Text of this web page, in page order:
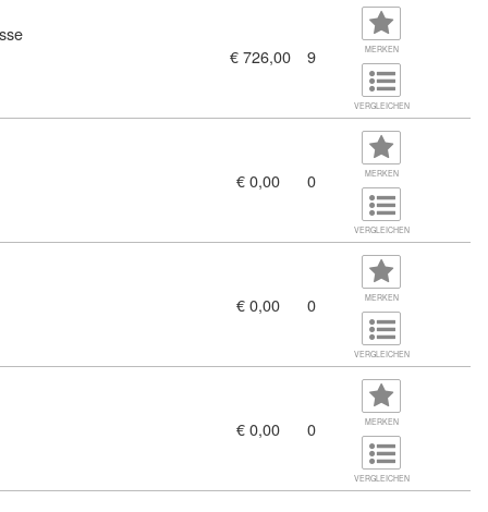
Niederspannungsanlagen (7337796)
€ 726,00 9 MERKEN
VERGLEICHEN
€ 0,00 0 MERKEN
VERGLEICHEN
€ 0,00 0 MERKEN
VERGLEICHEN
und Werbung (10906475)
€ 0,00 0 MERKEN
VERGLEICHEN